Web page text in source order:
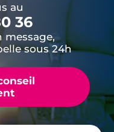
au
36
message,
sous 24h